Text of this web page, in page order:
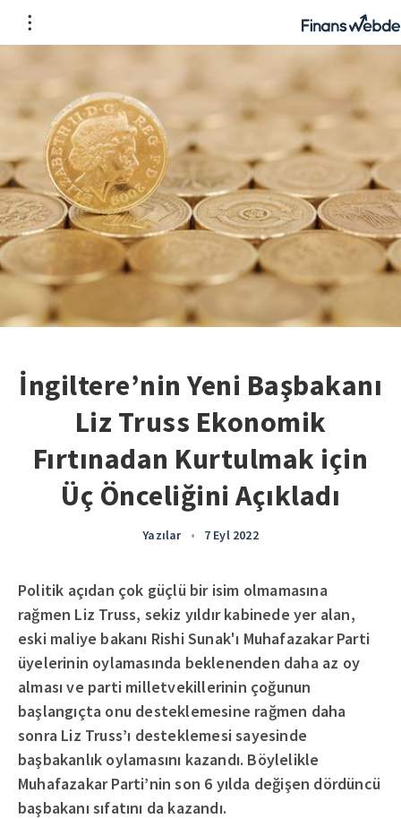
İngiltere’nin Yeni Başbakanı
Liz Truss Ekonomik
Fırtınadan Kurtulmak için
Üç Önceliğini Açıkladı
Yazılar • 7 Eyl 2022
Politik açıdan çok güçlü bir isim olmamasına
rağmen Liz Truss, sekiz yıldır kabinede yer alan,
eski maliye bakanı Rishi Sunak'ı Muhafazakar Parti
üyelerinin oylamasında beklenenden daha az oy
alması ve parti milletvekillerinin çoğunun
başlangıçta onu desteklemesine rağmen daha
sonra Liz Truss’ı desteklemesi sayesinde
başbakanlık oylamasını kazandı. Böylelikle
Muhafazakar Parti’nin son 6 yılda değişen dördüncü
başbakanı sıfatını da kazandı.